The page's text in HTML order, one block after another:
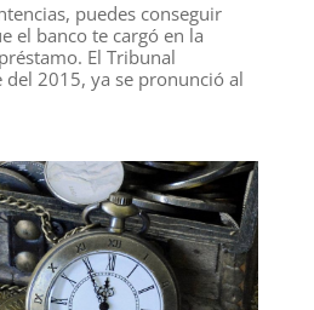
puedes conseguir
el banco te cargó en la
El Tribunal
2015, ya se pronunció al